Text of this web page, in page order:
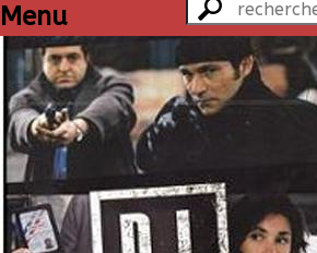
Menu